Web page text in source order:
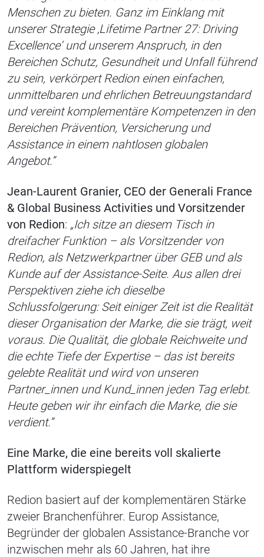
Menschen zu bieten. Ganz im Einklang mit
unserer Strategie ‚Lifetime Partner 27: Driving
Excellence‘ und unserem Anspruch, in den
Bereichen Schutz, Gesundheit und Unfall führend
zu sein, verkörpert Redion einen einfachen,
unmittelbaren und ehrlichen Betreuungstandard
und vereint komplementäre Kompetenzen in den
Bereichen Prävention, Versicherung und
Assistance in einem nahtlosen globalen
Angebot.”
Jean-Laurent Granier, CEO der Generali France
& Global Business Activities und Vorsitzender
von Redion: „Ich sitze an diesem Tisch in
dreifacher Funktion – als Vorsitzender von
Redion, als Netzwerkpartner über GEB und als
Kunde auf der Assistance-Seite. Aus allen drei
Perspektiven ziehe ich dieselbe
Schlussfolgerung: Seit einiger Zeit ist die Realität
dieser Organisation der Marke, die sie trägt, weit
voraus. Die Qualität, die globale Reichweite und
die echte Tiefe der Expertise – das ist bereits
gelebte Realität und wird von unseren
Partner_innen und Kund_innen jeden Tag erlebt.
Heute geben wir ihr einfach die Marke, die sie
verdient.”
Eine Marke, die eine bereits voll skalierte
Plattform widerspiegelt
Redion basiert auf der komplementären Stärke
zweier Branchenführer. Europ Assistance,
Begründer der globalen Assistance-Branche vor
inzwischen mehr als 60 Jahren, hat ihre